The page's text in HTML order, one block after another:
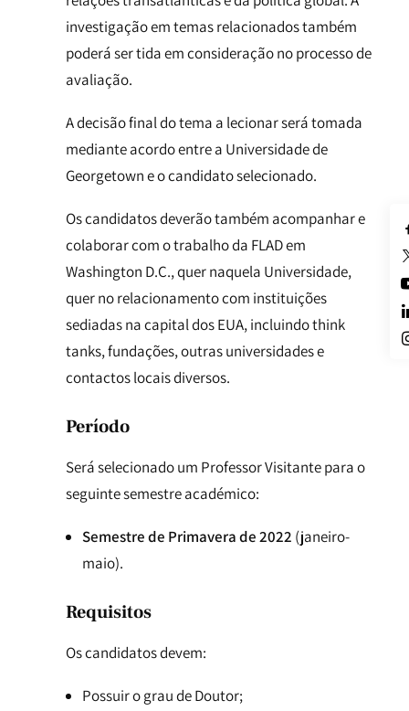
investigação em temas relacionados também
poderá ser tida em consideração no processo de
avaliação.
A decisão final do tema a lecionar será tomada
mediante acordo entre a Universidade de
Georgetown e o candidato selecionado.
Os candidatos deverão também acompanhar e
colaborar com o trabalho da FLAD em
Washington D.C., quer naquela Universidade,
quer no relacionamento com instituições
sediadas na capital dos EUA, incluindo think
tanks, fundações, outras universidades e
contactos locais diversos.
Período
Será selecionado um Professor Visitante para o
seguinte semestre académico:
Semestre de Primavera de 2022 (janeiro-
maio).
Requisitos
Os candidatos devem:
Possuir o grau de Doutor;